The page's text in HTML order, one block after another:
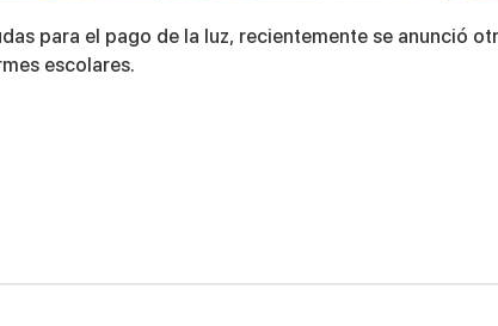
para el pago de la luz, recientemente se anunció
escolares.